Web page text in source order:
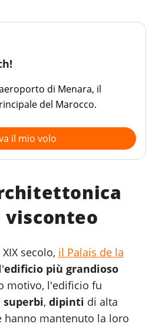
di Menara, il
del Marocco.
il mio volo
visconteo
secolo, il Palais de la
edificio più grandioso
motivo, l'edificio fu
superbi, dipinti di alta
hanno mantenuto la loro